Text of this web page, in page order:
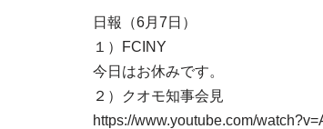
日報（6月7日）
１）FCINY
今日はお休みです。
２）クオモ知事会見
https://www.youtube.com/